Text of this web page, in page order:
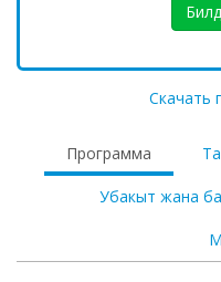
Скачать
Программа
Убакыт жана